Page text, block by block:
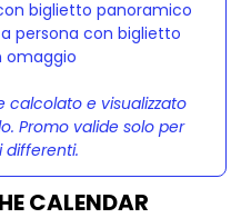
biglietto panoramico
persona con biglietto
omaggio
calcolato e visualizzato
Promo valide solo per
differenti.
CALENDAR